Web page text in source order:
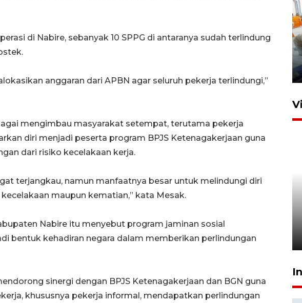
di Nabire, sebanyak 10 SPPG di antaranya sudah terlindung
anggaran dari APBN agar seluruh pekerja terlindungi,”
mengimbau masyarakat setempat, terutama pekerja
diri menjadi peserta program BPJS Ketenagakerjaan guna
dari risiko kecelakaan kerja.
terjangkau, namun manfaatnya besar untuk melindungi diri
maupun kematian,” kata Mesak.
Nabire itu menyebut program jaminan sosial
bentuk kehadiran negara dalam memberikan perlindungan
sinergi dengan BPJS Ketenagakerjaan dan BGN guna
khususnya pekerja informal, mendapatkan perlindungan
Mewujudkan damai di Kwamki
KORMI MIMIKA RUTIN GELAR
SABTU
29 April 2026 17:04